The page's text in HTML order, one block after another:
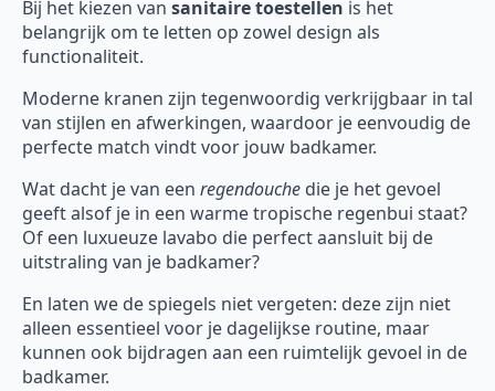
Bij het kiezen van sanitaire toestellen is het
belangrijk om te letten op zowel design als
functionaliteit.
Moderne kranen zijn tegenwoordig verkrijgbaar in tal
van stijlen en afwerkingen, waardoor je eenvoudig de
perfecte match vindt voor jouw badkamer.
Wat dacht je van een regendouche die je het gevoel
geeft alsof je in een warme tropische regenbui staat?
Of een luxueuze lavabo die perfect aansluit bij de
uitstraling van je badkamer?
En laten we de spiegels niet vergeten: deze zijn niet
alleen essentieel voor je dagelijkse routine, maar
kunnen ook bijdragen aan een ruimtelijk gevoel in de
badkamer.